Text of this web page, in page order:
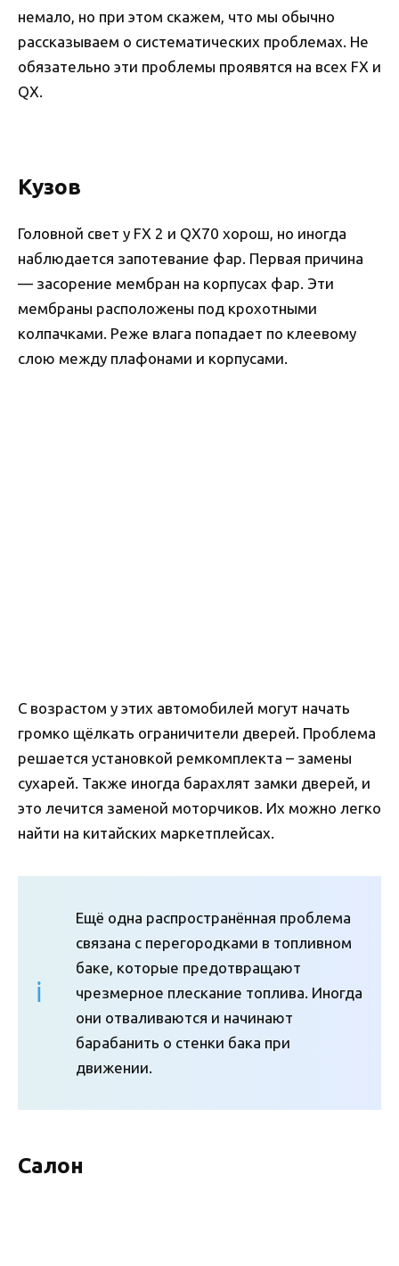
немало, но при этом скажем, что мы обычно
рассказываем о систематических проблемах. Не
обязательно эти проблемы проявятся на всех FX и
QX.
Кузов
Головной свет у FX 2 и QX70 хорош, но иногда
наблюдается запотевание фар. Первая причина
— засорение мембран на корпусах фар. Эти
мембраны расположены под крохотными
колпачками. Реже влага попадает по клеевому
слою между плафонами и корпусами.
С возрастом у этих автомобилей могут начать
громко щёлкать ограничители дверей. Проблема
решается установкой ремкомплекта – замены
сухарей. Также иногда барахлят замки дверей, и
это лечится заменой моторчиков. Их можно легко
найти на китайских маркетплейсах.
Ещё одна распространённая проблема
связана с перегородками в топливном
баке, которые предотвращают
чрезмерное плескание топлива. Иногда
они отваливаются и начинают
барабанить о стенки бака при
движении.
Салон